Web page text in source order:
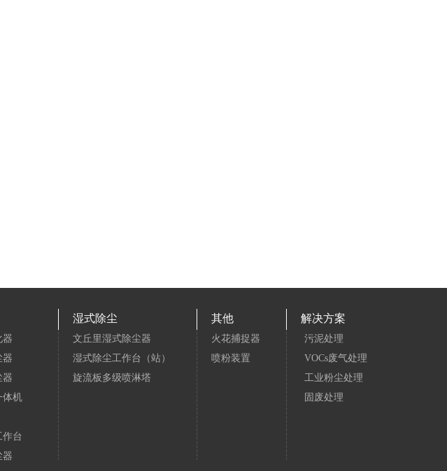
器
器
器
体机
作台
器
湿式除尘
文丘里湿式除尘器
湿式除尘工作台（站）
旋流板多级喷淋塔
其他
火花捕捉器
喷粉装置
解决方案
污泥处理
VOCs废气处理
工业粉尘处理
固废处理